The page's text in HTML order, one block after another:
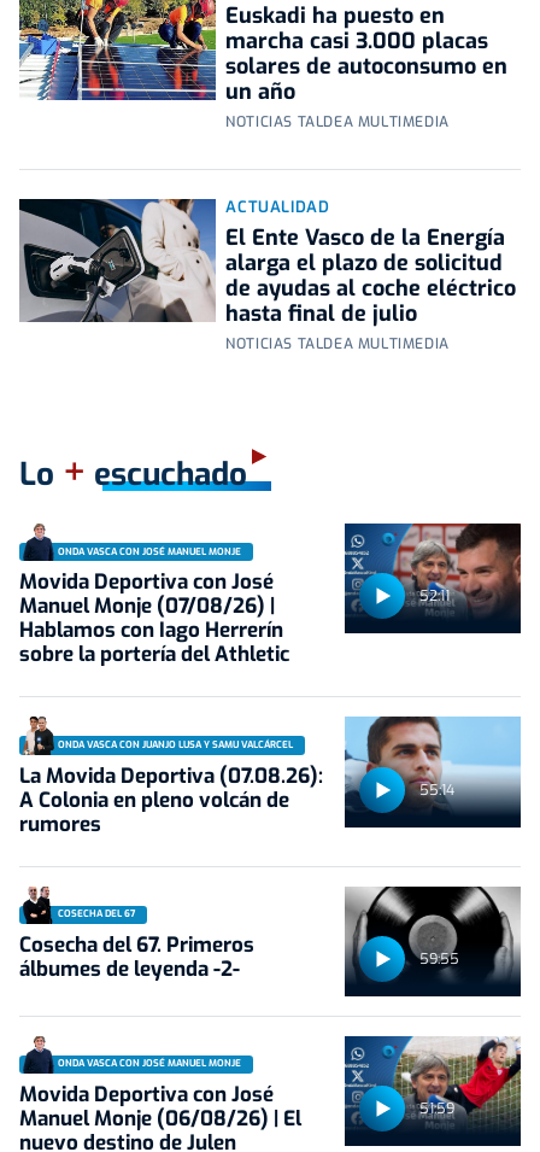
Euskadi ha puesto en
marcha casi 3.000 placas
solares de autoconsumo en
un año
NOTICIAS TALDEA MULTIMEDIA
ACTUALIDAD
El Ente Vasco de la Energía
alarga el plazo de solicitud
de ayudas al coche eléctrico
hasta final de julio
NOTICIAS TALDEA MULTIMEDIA
Lo + escuchado
52:11
ONDA VASCA CON JOSÉ MANUEL MONJE
Movida Deportiva con José
Manuel Monje (07/08/26) |
Hablamos con Iago Herrerín
sobre la portería del Athletic
55:14
ONDA VASCA CON JUANJO LUSA Y SAMU VALCÁRCEL
La Movida Deportiva (07.08.26):
A Colonia en pleno volcán de
rumores
59:55
COSECHA DEL 67
Cosecha del 67. Primeros
álbumes de leyenda -2-
51:59
ONDA VASCA CON JOSÉ MANUEL MONJE
Movida Deportiva con José
Manuel Monje (06/08/26) | El
nuevo destino de Julen